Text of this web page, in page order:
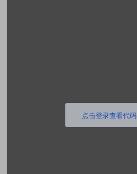
点击登录查看代码